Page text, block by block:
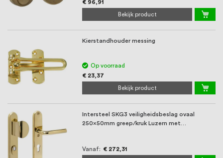
€ 96,91
Bekijk product
Kierstandhouder messing
Op voorraad
€ 23,37
Bekijk product
Intersteel SKG3 veiligheidsbeslag ovaal
250x50mm greep/kruk Luzern met
Vanaf € 272,31